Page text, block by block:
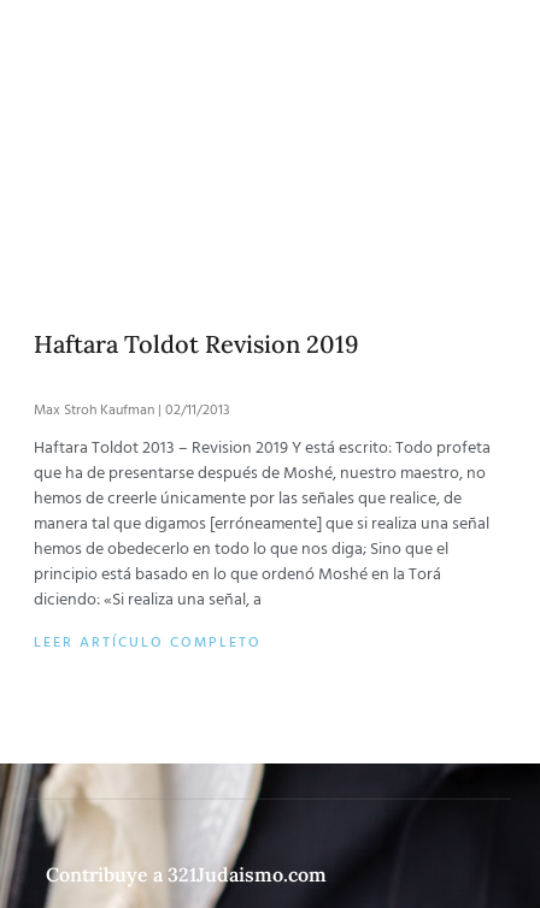
Haftara Toldot Revision 2019
Max Stroh Kaufman 02/11/2013
Haftara Toldot 2013 – Revision 2019 Y está escrito: Todo profeta
que ha de presentarse después de Moshé, nuestro maestro, no
hemos de creerle únicamente por las señales que realice, de
manera tal que digamos [erróneamente] que si realiza una señal
hemos de obedecerlo en todo lo que nos diga; Sino que el
principio está basado en lo que ordenó Moshé en la Torá
diciendo: «Si realiza una señal, a
LEER ARTÍCULO COMPLETO
Contribuye a 321Judaismo.com